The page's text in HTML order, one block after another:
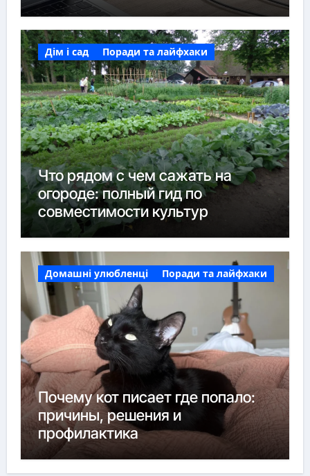
Дім і сад Поради та лайфхаки
Что рядом с чем сажать на
огороде: полный гид по
совместимости культур
Домашні улюбленці Поради та лайфхаки
Почему кот писает где попало:
причины, решения и
профилактика